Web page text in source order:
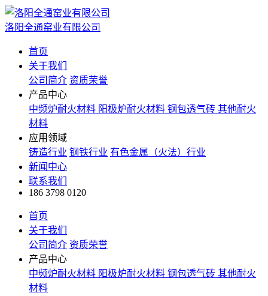
洛阳全通窑业有限公司
首页
关于我们
公司简介 资质荣誉
产品中心
中频炉耐火材料 阳极炉耐火材料 钢包透气砖 其他耐火
材料
应用领域
铸造行业 钢铁行业 有色金属（火法）行业
新闻中心
联系我们
186 3798 0120
首页
关于我们
公司简介 资质荣誉
产品中心
中频炉耐火材料 阳极炉耐火材料 钢包透气砖 其他耐火
材料